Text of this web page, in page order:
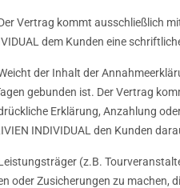
Vertrag kommt ausschließlich
dem Kunden eine
der Inhalt der
gebunden ist. Der Vertrag
Erklärung, Anzahlung
INDIVIDUAL den Kunden
(z.B.
oder Zusicherungen zu machen,